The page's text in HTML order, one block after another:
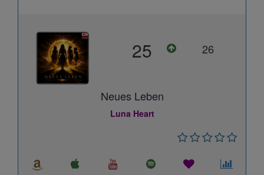
25 26
Neues Leben
Luna Heart